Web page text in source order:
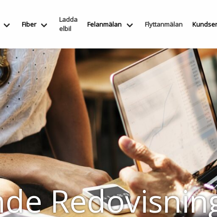
Fiber
Ladda
elbil
Felanmälan Flyttanmälan